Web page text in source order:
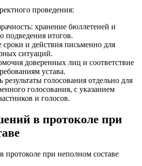
проведения:
хранение бюллетеней и
подведения итогов.
сроки и действия письменно для
ситуаций.
доверенных лиц и соответствие
устава.
результаты голосования отдельно для
голосования, с указанием
и голосов.
в протоколе при